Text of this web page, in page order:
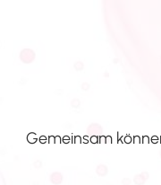
Gemeinsam